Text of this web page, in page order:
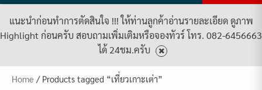
แนะนำก่อนทำการตัดสินใจ !!! ให้ท่านลูกค้าอ่านรายละเอียด ดูภาพ
Highlight ก่อนครับ สอบถามเพิ่มเติมหรือจองทัวร์ โทร. 082-6456663
ได้ 24ชม.ครับ
Home / Products tagged “เที่ยวเกาะเต่า”